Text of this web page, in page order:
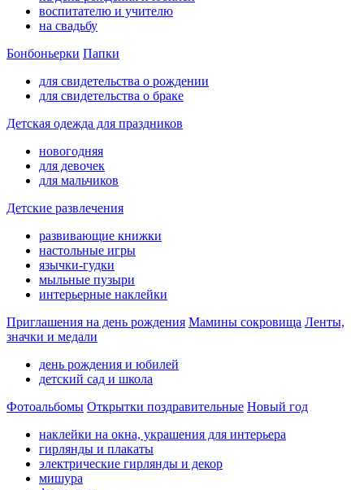
воспитателю и учителю
на свадьбу
Бонбоньерки Папки
для свидетельства о рождении
для свидетельства о браке
Детская одежда для праздников
новогодняя
для девочек
для мальчиков
Детские развлечения
развивающие книжки
настольные игры
язычки-гудки
мыльные пузыри
интерьерные наклейки
Приглашения на день рождения Мамины сокровища Ленты,
значки и медали
день рождения и юбилей
детский сад и школа
Фотоальбомы Открытки поздравительные Новый год
наклейки на окна, украшения для интерьера
гирлянды и плакаты
электрические гирлянды и декор
мишура